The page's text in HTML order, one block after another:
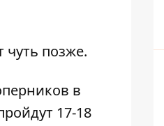
чуть позже.
в
17-18